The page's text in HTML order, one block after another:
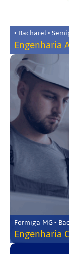
• Bacharel •
Engenharia
Formiga-MG •
Engenharia